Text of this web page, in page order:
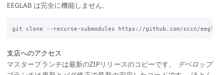
EEGLAB は完全に機能しません。
支店へのアクセス
マスターブランチは最新のZIPリリースのコピーです。
デベロップ